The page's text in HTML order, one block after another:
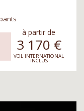
à partir de
3 170 €
VOL INTERNATIONAL
INCLUS